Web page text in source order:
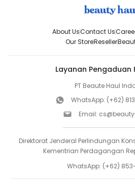
About UsContact Us
Our StoreReseller
Layanan Pengaduan
PT Beaute Haul
WhatsApp: (+62)
Email:
Direktorat Jenderal Perlindungan
Kementrian Perdagangan
WhatsApp: (+62) 853-